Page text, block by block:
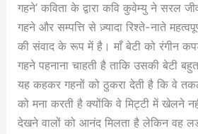
गहने’ कविता के द्वारा कवि कुवेम्यु ने सरल
गहने और सम्पत्ति से ज़्यादा रिश्ते-नाते
की संवाद के रूप में है। माँ बेटी को रंगीन
गहने पहनाना चाहती है ताकि उसकी बेटी
यह कहकर गहनों को ठुकरा देती है कि वे
को मना करती है क्योंकि वे मिट्टी में खेलने
देखने वालों को आनंद मिलता है लेकिन वह